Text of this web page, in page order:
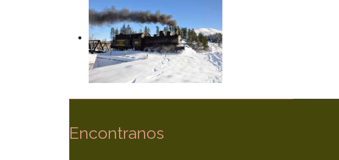
Encontranos